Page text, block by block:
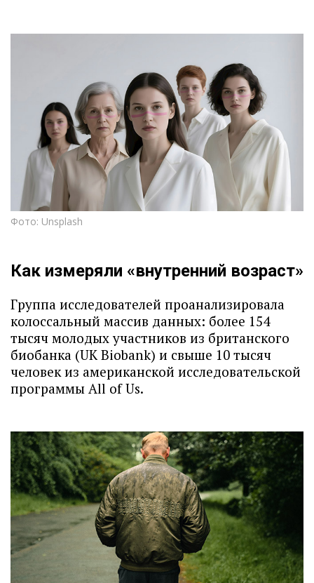
Фото: Unsplash
Как измеряли «внутренний возраст»
Группа исследователей проанализировала
колоссальный массив данных: более 154
тысяч молодых участников из британского
биобанка (UK Biobank) и свыше 10 тысяч
человек из американской исследовательской
программы All of Us.